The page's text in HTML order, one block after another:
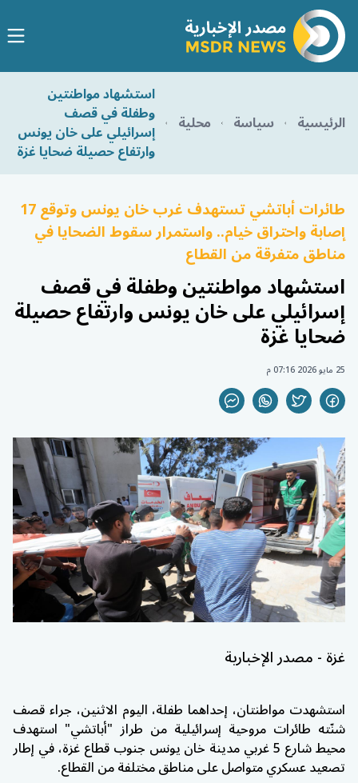
الرئيسية سياسة محلية
استشهاد مواطنتين
وطفلة في قصف
إسرائيلي على خان يونس
وارتفاع حصيلة ضحايا غزة
طائرات أباتشي تستهدف غرب خان يونس وتوقع 17
إصابة واحتراق خيام.. واستمرار سقوط الضحايا في
مناطق متفرقة من القطاع
استشهاد مواطنتين وطفلة في قصف
إسرائيلي على خان يونس وارتفاع حصيلة
ضحايا غزة
25 مايو 2026 07:16 م
غزة - مصدر الإخبارية
استشهدت مواطنتان، إحداهما طفلة، اليوم الاثنين، جراء قصف
شنّته طائرات مروحية إسرائيلية من طراز "أباتشي" استهدف
محيط شارع 5 غربي مدينة خان يونس جنوب قطاع غزة، في إطار
تصعيد عسكري متواصل على مناطق مختلفة من القطاع.